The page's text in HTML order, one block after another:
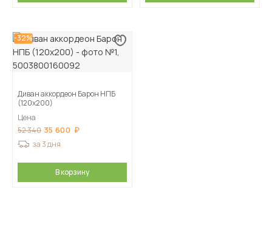
-32%
Диван аккордеон Барон НПБ
(120х200)
Цена
52 340 35 600
за 3 дня
В корзину